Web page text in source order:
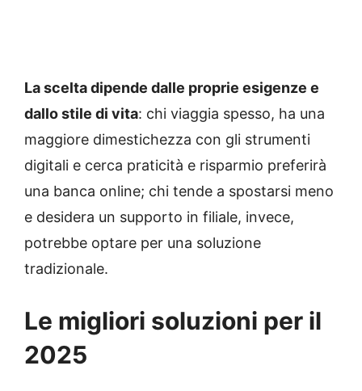
La scelta dipende dalle proprie esigenze e
dallo stile di vita: chi viaggia spesso, ha una
maggiore dimestichezza con gli strumenti
digitali e cerca praticità e risparmio preferirà
una banca online; chi tende a spostarsi meno
e desidera un supporto in filiale, invece,
potrebbe optare per una soluzione
tradizionale.
Le migliori soluzioni per il
2025